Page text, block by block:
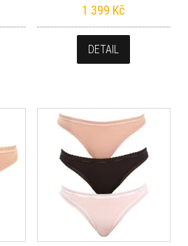
1 399 Kč
DETAIL